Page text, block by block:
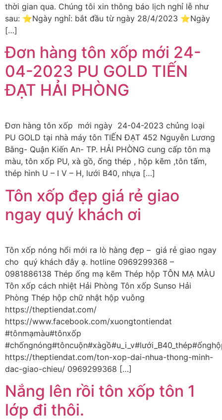
thời gian qua. Chúng tôi xin thông báo lịch nghỉ lễ như
sau: ⭐️Ngày nghỉ: bắt đầu từ ngày 28/4/2023 ⭐️Ngày
[…]
Đơn hàng tôn xốp mới 24-
04-2023 PU GOLD TIẾN
ĐẠT HẢI PHÒNG
Đơn hàng tôn xốp mới ngày 24-04-2023 chủng loại
PU GOLD tại nhà máy tôn TIẾN ĐẠT 452 Nguyễn Lương
Bằng- Quận Kiến An- TP. HẢI PHÒNG cung cấp tôn mạ
màu, tôn xốp PU, xà gồ, ống thép , hộp kẽm ,tôn tấm,
thép hình U – I V – H, lưới B40, nhựa […]
Tôn xốp đẹp giá rẻ giao
ngay quý khách ơi
Tôn xốp nóng hổi mới ra lò hàng đẹp – giá rẻ giao ngay
cho quý khách đây ạ. hotline 0969299368 –
0981886138 Thép ống mạ kẽm Thép hộp TÔN MẠ MÀU
Tôn xốp cách nhiệt Hải Phòng Tôn xốp Sunso Hải
Phòng Thép hộp chữ nhật hộp vuông
https://theptiendat.com/
https://www.facebook.com/xuongtontiendat
#tônmạmàu#tônxốp
https://theptiendat.com/ton-xop-dai-nhua-thong-minh-
dac-giao-chieu/ 0969299368 […]
Nắng lên rồi tôn xốp tôn 1
lớp đi thôi.